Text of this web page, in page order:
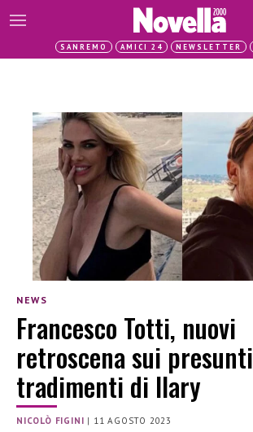
SANREMO AMICI 24 NEWSLETTER
NEWS
Francesco Totti, nuovi
retroscena sui presunti
tradimenti di Ilary
NICOLÒ FIGINI | 11 AGOSTO 2023